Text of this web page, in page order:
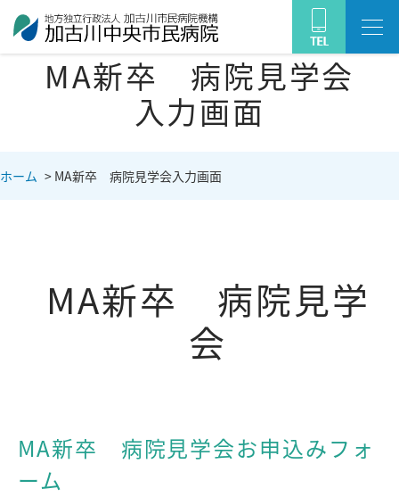
MA新卒 病院見学会
入力画面
ホーム > MA新卒 病院見学会入力画面
MA新卒 病院見学
会
MA新卒 病院見学会お申込みフォ
ーム